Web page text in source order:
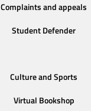
Complaints and appeals
Student Defender
Culture and Sports
Virtual Bookshop